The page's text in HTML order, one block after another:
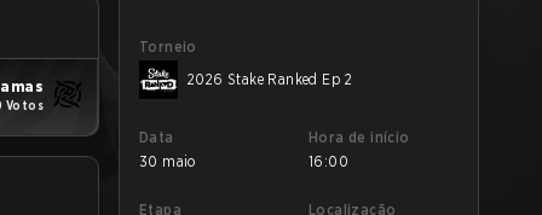
Votos
Torneio
2026 Stake Ranked Ep 2
Data
30 maio
Hora de início
16:00
Etapa
Localização